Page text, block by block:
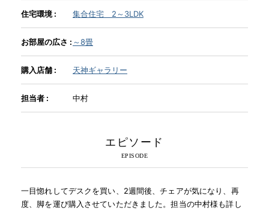
よくあるご質問
お問い合わせ
住宅環境 : 集合住宅 2～3LDK
お部屋の広さ : ～8畳
購入店舗 : 天神ギャラリー
担当者 : 中村
エピソード
一目惚れしてデスクを買い、2週間後、チェアが気になり、再
度、脚を運び購入させていただきました。担当の中村様も詳し